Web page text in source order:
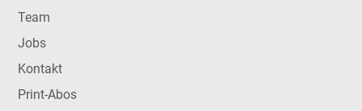
Team
Jobs
Kontakt
Print-Abos